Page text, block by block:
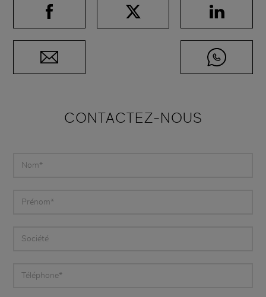
CONTACTEZ-NOUS